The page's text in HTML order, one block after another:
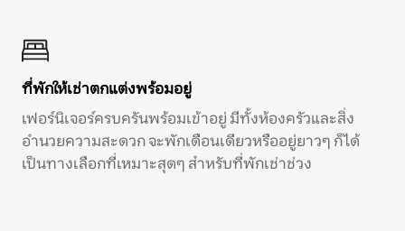
ที่พักให้เช่าตกแต่งพร้อมอยู่
เฟอร์นิเจอร์ครบครันพร้อมเข้าอยู่ มีทั้งห้องครัวและสิ่ง
อำนวยความสะดวก จะพักเดือนเดียวหรืออยู่ยาวๆ ก็ได้
เป็นทางเลือกที่เหมาะสุดๆ สำหรับที่พักเช่าช่วง